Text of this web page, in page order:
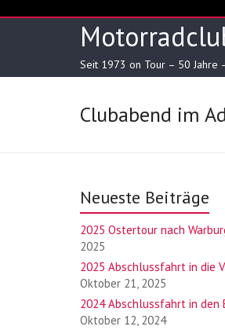
to
Seit 1973 on Tour – 50 Jahre
Clubabend im
Neueste Beiträge
2025 Ostertour nach
2025
2025 Abschlussfahrt in die
Oktober 21, 2025
2024 Abschlussfahrt in den
Oktober 12, 2024